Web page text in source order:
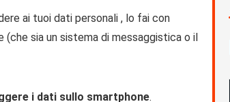
ai tuoi dati personali , lo fai con
(che sia un sistema di messaggistica o il
i dati sullo smartphone.